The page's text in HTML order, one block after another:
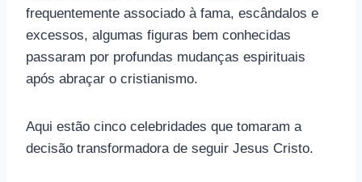
frequentemente associado à fama, escândalos e
excessos, algumas figuras bem conhecidas
passaram por profundas mudanças espirituais
após abraçar o cristianismo.
Aqui estão cinco celebridades que tomaram a
decisão transformadora de seguir Jesus Cristo.